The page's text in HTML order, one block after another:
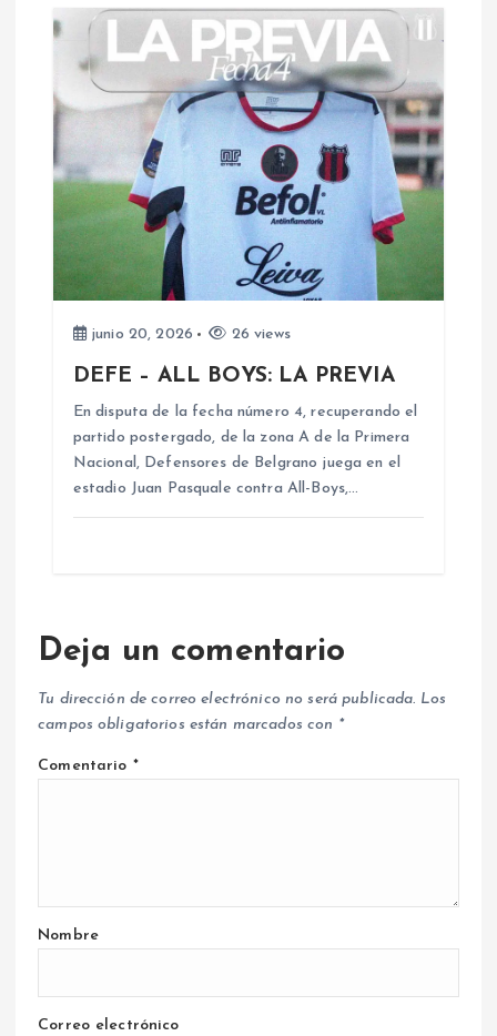
r
d
a
s
junio 20, 2026 26 views
DEFE – ALL BOYS: LA PREVIA
En disputa de la fecha número 4, recuperando el
partido postergado, de la zona A de la Primera
Nacional, Defensores de Belgrano juega en el
estadio Juan Pasquale contra All-Boys,…
Deja un comentario
Tu dirección de correo electrónico no será publicada. Los
campos obligatorios están marcados con *
Comentario *
Nombre
Correo electrónico